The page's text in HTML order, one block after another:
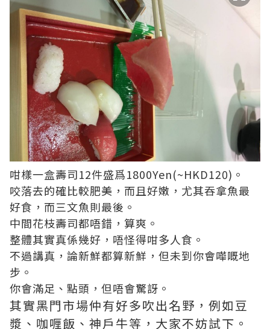
咁樣一盒壽司12件盛爲1800Yen(~HKD120)。
咬落去的確比較肥美，而且好嫩，尤其吞拿魚最
好食，而三文魚則最後。
中間花枝壽司都唔錯，算爽。
整體其實真係幾好，唔怪得咁多人食。
不過講真，論新鮮都算新鮮，但未到你會嘩嘅地
步。
你會滿足、點頭，但唔會驚訝。
其實黑門市場仲有好多吹出名野，例如豆
漿、咖喱飯、神戶牛等，大家不妨試下。